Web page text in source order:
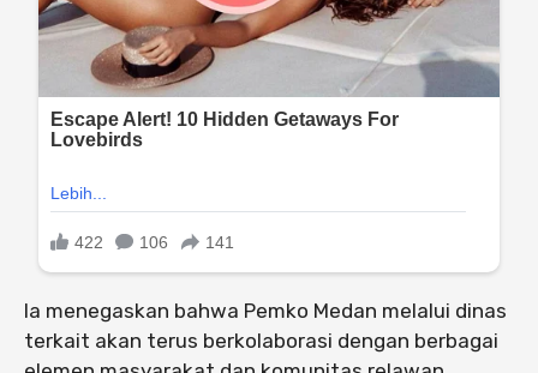
Ia menegaskan bahwa Pemko Medan melalui dinas
terkait akan terus berkolaborasi dengan berbagai